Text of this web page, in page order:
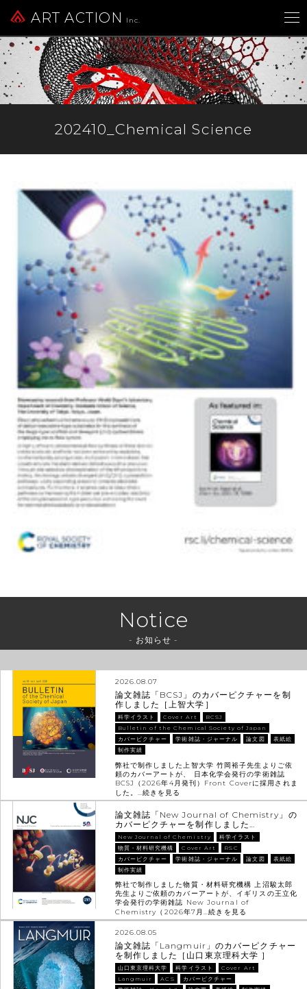
ART ACTION Inc.
202410_Chemical Science
Notice
- お知らせ -
2026.08.07
論文雑誌「BCSJ」のカバーピクチャーを制
作しました［上智大学］
科学イラスト Cover Art
BCSJ
Bulletin of the Chemical Society of Japan
カバーピクチャー
学術雑誌・ジャーナル 論文図
表紙絵
制作実績
弊社で制作しました上智大学 竹岡裕子先生よりご依
頼のカバーアートが、 日本化学会発行の学術雑誌
BCSJ（2026年4月発刊）Front Coverに採用されま
した。… 続きを見る
論文雑誌「New Journal of Chemistry」の
カバーピクチャーを制作しました…
New Journal of Chemistry
科学イラスト
物質・材料研究機構
Cover Art
RSC
カバーピクチャー
学術雑誌・ジャーナル 論文図
表紙絵
制作実績
弊社で制作しました物質・材料研究機構 上沼駿太郎
先生よりご依頼のカバーアートが、イギリスの王立化
学会発行の学術雑誌 New Journal of
Chemistry（2026年7月…続きを見る
2026.08.05
論文雑誌「Langmuir」のカバーピクチャー
を制作しました［山口東京理科大学 ］
山口東京理科大学 科学イラスト
Cover Art
Langmuir
ACS
カバーピクチャー